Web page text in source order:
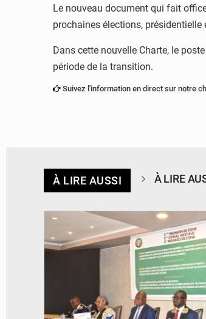
Le nouveau document qui fait
prochaines élections,
Dans cette nouvelle Charte, le
période de la transition.
Suivez l'information en direct sur notre
À LIRE AUSSI À LIRE